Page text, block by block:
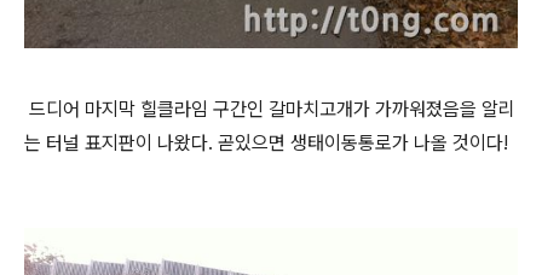
드디어 마지막 힐클라임 구간인 갈마치고개가 가까워졌음을 알리
는 터널 표지판이 나왔다. 곧있으면 생태이동통로가 나올 것이다!